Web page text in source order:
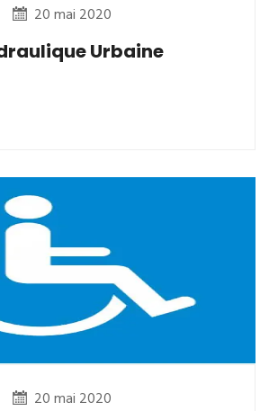
20 mai 2020
Urbaine
20 mai 2020